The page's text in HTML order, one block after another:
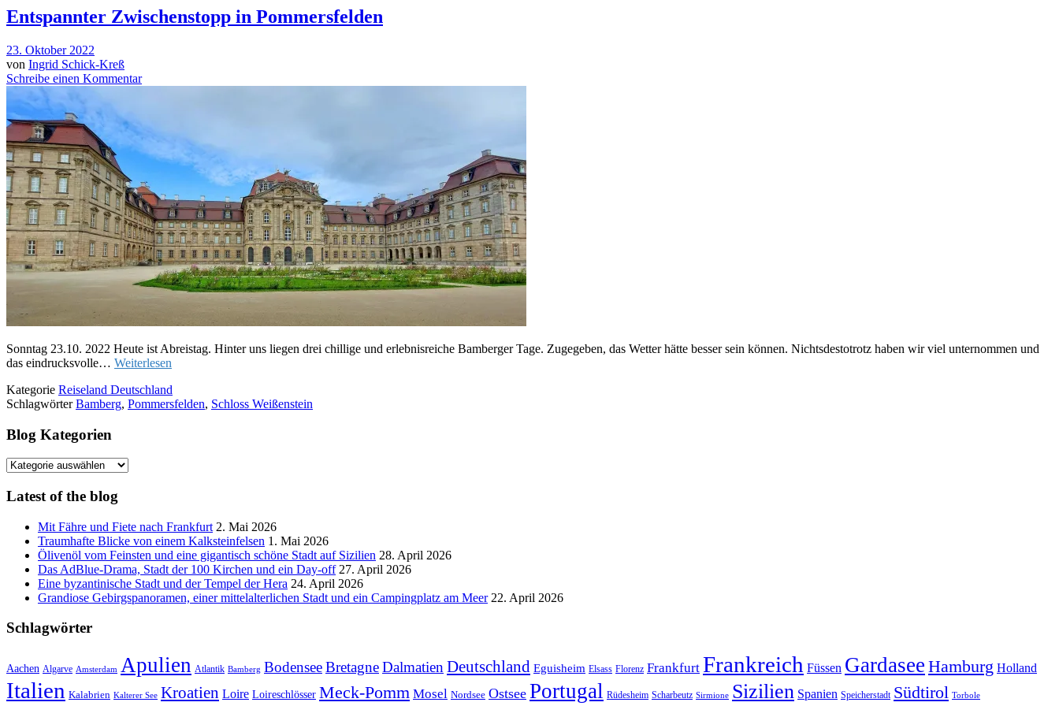
Entspannter Zwischenstopp in Pommersfelden
23. Oktober 2022
von Ingrid Schick-Kreß
Schreibe einen Kommentar
Sonntag 23.10. 2022 Heute ist Abreistag. Hinter uns liegen drei chillige und erlebnisreiche Bamberger Tage. Zugegeben, das Wetter hätte besser sein können. Nichtsdestotrotz haben wir viel unternommen und
das eindrucksvolle… Weiterlesen
Kategorie Reiseland Deutschland
SchlagwörterBamberg, Pommersfelden, Schloss Weißenstein
Blog Kategorien
Blog
Latest of the blog
Mit Fähre und Fiete nach Frankfurt 2. Mai 2026
Traumhafte Blicke von einem Kalksteinfelsen 1. Mai 2026
Ölivenöl vom Feinsten und eine gigantisch schöne Stadt auf Sizilien 28. April 2026
Das AdBlue-Drama, Stadt der 100 Kirchen und ein Day-off 27. April 2026
Eine byzantinische Stadt und der Tempel der Hera 24. April 2026
Grandiose Gebirgspanoramen, einer mittelalterlichen Stadt und ein Campingplatz am Meer 22. April 2026
Schlagwörter
Aachen Algarve Amsterdam Apulien Atlantik Bamberg BodenseeBretagneDalmatien Deutschland Eguisheim Elsass Florenz Frankfurt Frankreich Füssen Gardasee Hamburg Holland
Italien Kalabrien Kalterer See Kroatien Loire Loireschlösser Meck-Pomm Mosel Nordsee Ostsee Portugal Rüdesheim Scharbeutz Sirmione Sizilien Spanien Speicherstadt Südtirol Torbole